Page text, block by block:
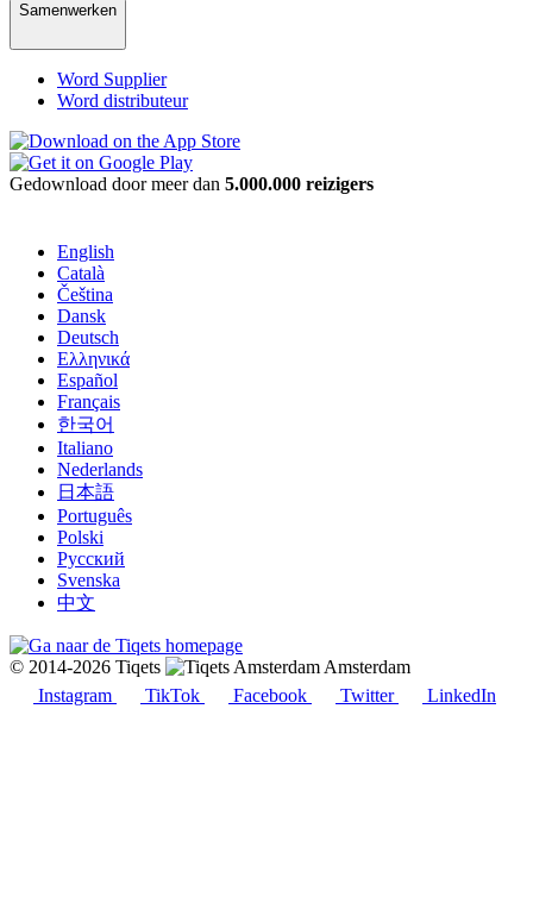
Samenwerken
Word Supplier
Word distributeur
Gedownload door meer dan 5.000.000 reizigers
English
Català
Čeština
Dansk
Deutsch
Ελληνικά
Español
Français
한국어
Italiano
Nederlands
日本語
Português
Polski
Русский
Svenska
中文
© 2014-2026 Tiqets
Amsterdam
Instagram
TikTok Facebook Twitter LinkedIn